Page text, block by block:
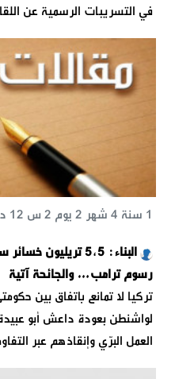
في التسريبات الرسمية عن
البناء: 5,5
رسوم ترامب… والجائحة آتية
1 سنة 4 شهر 2 يوم 2 س 12 د 55 ث
تركيا لا تمانع باتفاق بين
لواشنطن بعودة داعش أبو
العمل البرّي وإنقاذهم عبر